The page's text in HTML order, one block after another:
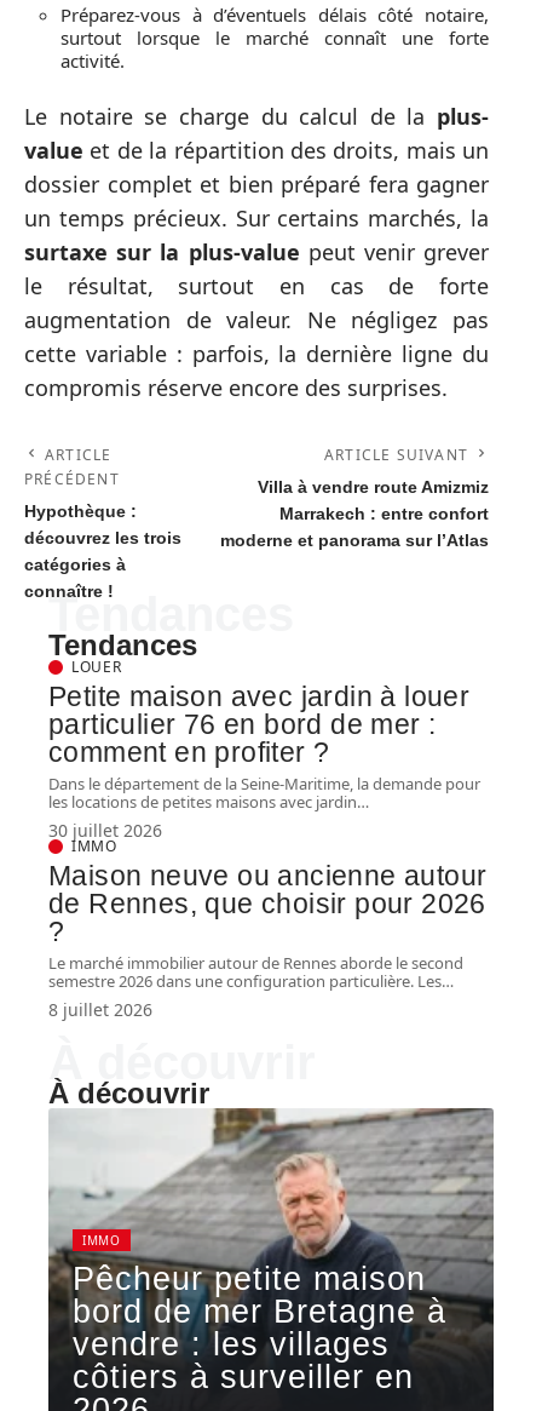
Préparez-vous à d’éventuels délais côté notaire,
surtout lorsque le marché connaît une forte
activité.
Le notaire se charge du calcul de la plus-
value et de la répartition des droits, mais un
dossier complet et bien préparé fera gagner
un temps précieux. Sur certains marchés, la
surtaxe sur la plus-value peut venir grever
le résultat, surtout en cas de forte
augmentation de valeur. Ne négligez pas
cette variable : parfois, la dernière ligne du
compromis réserve encore des surprises.
ARTICLE
PRÉCÉDENT
Hypothèque :
découvrez les trois
catégories à
connaître !
ARTICLE SUIVANT
Villa à vendre route Amizmiz
Marrakech : entre confort
moderne et panorama sur l’Atlas
Tendances
Tendances
LOUER
Petite maison avec jardin à louer
particulier 76 en bord de mer :
comment en profiter ?
Dans le département de la Seine-Maritime, la demande pour
les locations de petites maisons avec jardin…
30 juillet 2026
IMMO
Maison neuve ou ancienne autour
de Rennes, que choisir pour 2026
?
Le marché immobilier autour de Rennes aborde le second
semestre 2026 dans une configuration particulière. Les…
8 juillet 2026
À découvrir
IMMO
Pêcheur petite maison
bord de mer Bretagne à
vendre : les villages
côtiers à surveiller en